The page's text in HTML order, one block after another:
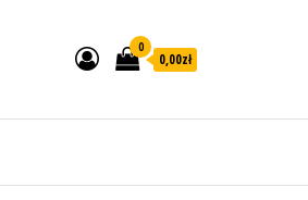
0
0,00zł